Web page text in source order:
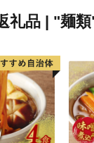
ます。
はイメージです
当部署＞
寄附金」につい
礼品 | "麺